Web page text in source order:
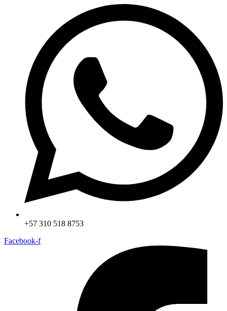
+57 310 518 8753
Facebook-f